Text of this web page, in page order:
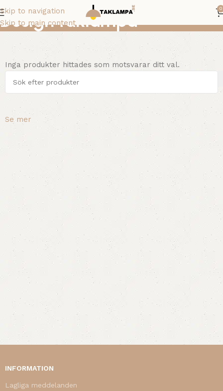
Skip to navigation
Skip to main content
0
Design taklampa
Inga produkter hittades som motsvarar ditt val.
Se mer
INFORMATION
Lagliga meddelanden